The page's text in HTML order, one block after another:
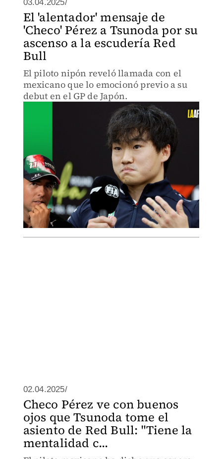
03.04.2025/
El 'alentador' mensaje de
'Checo' Pérez a Tsunoda por su
ascenso a la escudería Red
Bull
El piloto nipón reveló llamada con el
mexicano que lo emocionó previo a su
debut en el GP de Japón.
02.04.2025/
Checo Pérez ve con buenos
ojos que Tsunoda tome el
asiento de Red Bull: "Tiene la
mentalidad c...